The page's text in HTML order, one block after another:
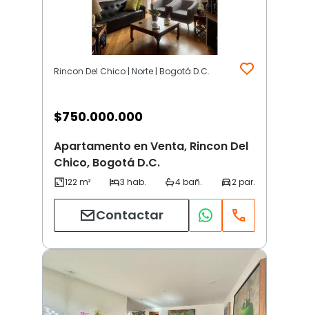
Rincon Del Chico | Norte | Bogotá D.C.
$750.000.000
Apartamento en Venta, Rincon Del
Chico, Bogotá D.C.
Contactar